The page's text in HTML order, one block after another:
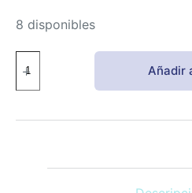
8 disponibles
Pal
gomitas
glicinato
Añadir